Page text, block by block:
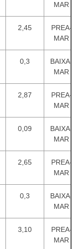
MAR
2,45
PREA-
MAR
0,3
BAIXA-
MAR
2,87
PREA-
MAR
0,09
BAIXA-
MAR
2,65
PREA-
MAR
0,3
BAIXA-
MAR
3,10
PREA-
MAR